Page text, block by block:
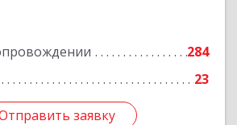
284
23
заявку
заявку